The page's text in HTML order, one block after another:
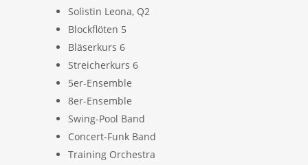
Solistin Leona, Q2
Blockflöten 5
Bläserkurs 6
Streicherkurs 6
5er-Ensemble
8er-Ensemble
Swing-Pool Band
Concert-Funk Band
Training Orchestra